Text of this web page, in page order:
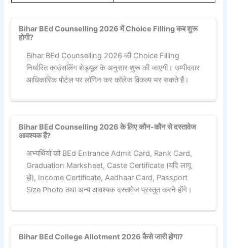
Bihar BEd Counselling 2026 में Choice Filling कब शुरू
होगी?
Bihar BEd Counselling 2026 की Choice Filling
निर्धारित काउंसलिंग शेड्यूल के अनुसार शुरू की जाएगी। उम्मीदवार
आधिकारिक पोर्टल पर लॉगिन कर कॉलेज विकल्प भर सकते हैं।
Bihar BEd Counselling 2026 के लिए कौन-कौन से दस्तावेज
आवश्यक हैं?
अभ्यर्थियों को BEd Entrance Admit Card, Rank Card,
Graduation Marksheet, Caste Certificate (यदि लागू
हो), Income Certificate, Aadhaar Card, Passport
Size Photo तथा अन्य आवश्यक दस्तावेज प्रस्तुत करने होंगे।
Bihar BEd College Allotment 2026 कैसे जारी होगा?